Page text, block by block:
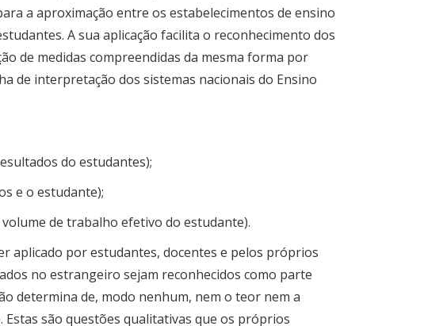
a aproximação entre os estabelecimentos de ensino
A sua aplicação facilita o reconhecimento dos
de medidas compreendidas da mesma forma por
de interpretação dos sistemas nacionais do Ensino
do estudantes);
e o estudante);
de trabalho efetivo do estudante).
aplicado por estudantes, docentes e pelos próprios
no estrangeiro sejam reconhecidos como parte
determina de, modo nenhum, nem o teor nem a
são questões qualitativas que os próprios